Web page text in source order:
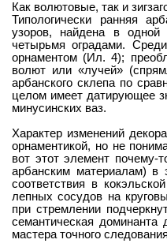
Как волютовые, так и
Типологически ранняя
узоров, найдена в одной
четырьмя оградами.
орнаментом (Ил. 4);
волют или «лучей»
арбанского склепа по
целом имеет датирующее
минусинских ваз.
Характер изменений
орнаментикой, но не
вот этот элемент почему-
арбанским материалам)
соответствия в
лепных сосудов на
при стремлении
семантическая доминанта
мастера точного